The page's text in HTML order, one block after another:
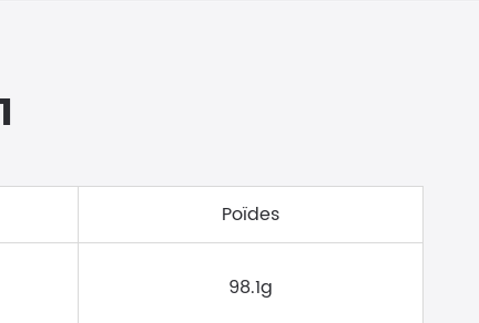
Poïdes
98.1g